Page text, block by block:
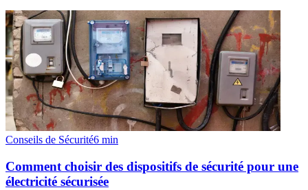
Conseils de Sécurité6 min
Comment choisir des dispositifs de sécurité pour une
électricité sécurisée